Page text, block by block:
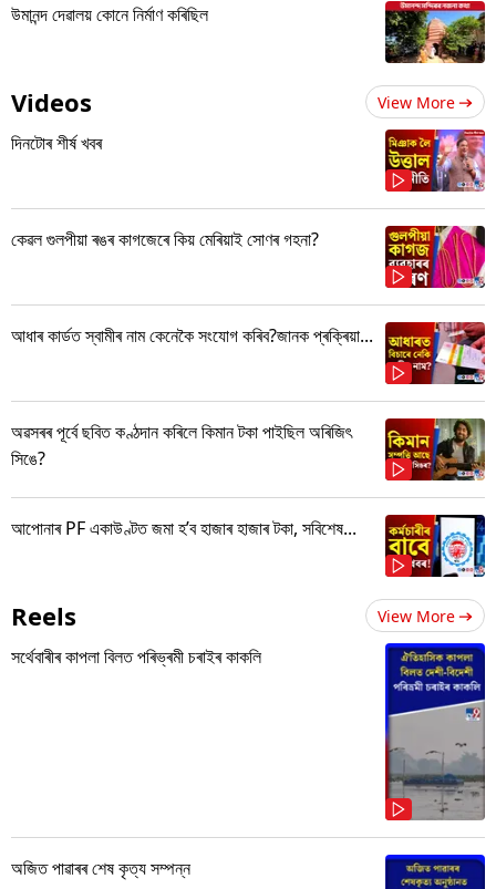
উমানন্দ দেৱালয় কোনে নিৰ্মাণ কৰিছিল
Videos View More
দিনটোৰ শীৰ্ষ খবৰ
কেৱল গুলপীয়া ৰঙৰ কাগজেৰে কিয় মেৰিয়াই সোণৰ গহনা?
আধাৰ কাৰ্ডত স্বামীৰ নাম কেনেকৈ সংযোগ কৰিব?জানক প্ৰক্ৰিয়া...
অৱসৰৰ পূৰ্বে ছবিত কণ্ঠদান কৰিলে কিমান টকা পাইছিল অৰিজিৎ
সিঙে?
আপোনাৰ PF একাউণ্টত জমা হ’ব হাজাৰ হাজাৰ টকা, সবিশেষ...
Reels View More
সৰ্থেবাৰীৰ কাপলা বিলত পৰিভ্ৰমী চৰাইৰ কাকলি
অজিত পাৱাৰৰ শেষ কৃত্য সম্পন্ন